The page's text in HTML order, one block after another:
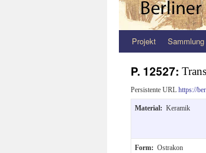
Zum
springen
Projekt Sammlung
P. 12527:
Persistente URL https://
Material: Keramik
Form: Ostrakon